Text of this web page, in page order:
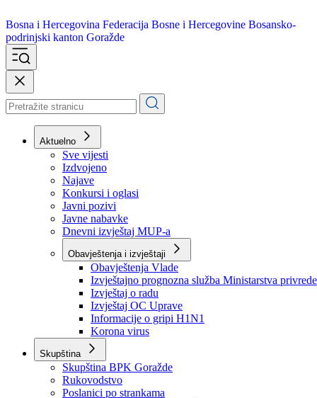
Bosna i Hercegovina
podrinjski kanton Goražde
Aktuelno
Sve vijesti
Izdvojeno
Najave
Konkursi i oglasi
Javni pozivi
Javne nabavke
Dnevni izvještaj MUP-a
Obavještenja i izvještaji
Obavještenja Vlade
Izvještajno prognozna služba Ministarstva privrede
Izvještaj o radu
Izvještaj OC Uprave
Informacije o gripi H1N1
Korona virus
Skupština